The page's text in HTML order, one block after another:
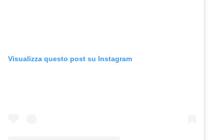
Visualizza questo post su Instagram